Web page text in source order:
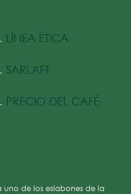
LÍNEA ÉTICA
SARLAFT
PRECIO DEL CAFÉ
de los eslabones de la